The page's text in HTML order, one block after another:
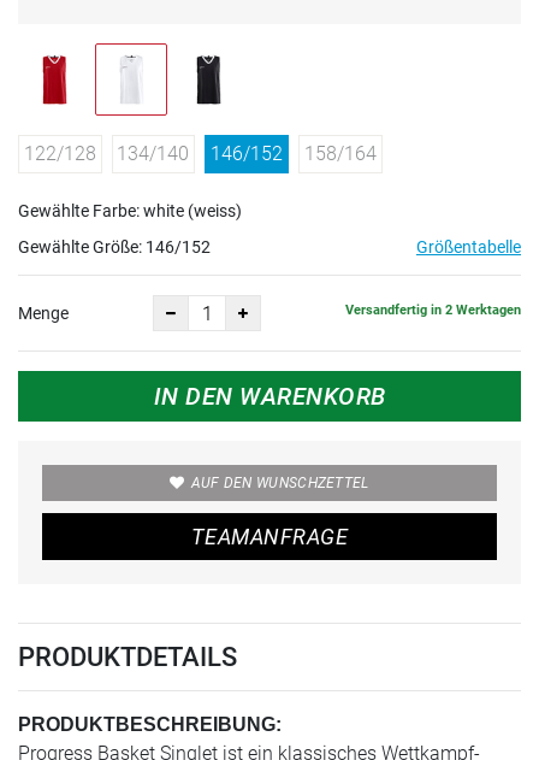
122/128 134/140 146/152 158/164
Gewählte Farbe: white (weiss)
Gewählte Größe: 146/152 Größentabelle
Menge Versandfertig in 2 Werktagen
IN DEN WARENKORB
AUF DEN WUNSCHZETTEL
TEAMANFRAGE
PRODUKTDETAILS
PRODUKTBESCHREIBUNG:
Progress Basket Singlet ist ein klassisches Wettkampf-